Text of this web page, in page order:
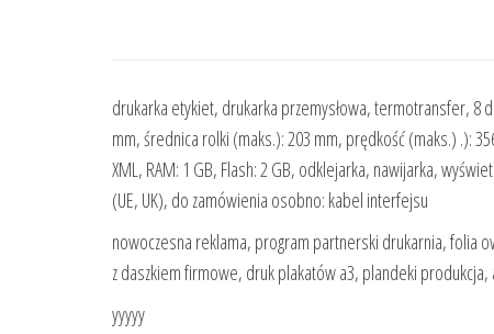
drukarka etykiet, drukarka przemysłowa, termotransfer, 8
mm, średnica rolki (maks.): 203 mm, prędkość (maks.) .):
XML, RAM: 1 GB, Flash: 2 GB, odklejarka, nawijarka,
(UE, UK), do zamówienia osobno: kabel interfejsu
nowoczesna reklama, program partnerski drukarnia, folia
z daszkiem firmowe, druk plakatów a3, plandeki
yyyyy